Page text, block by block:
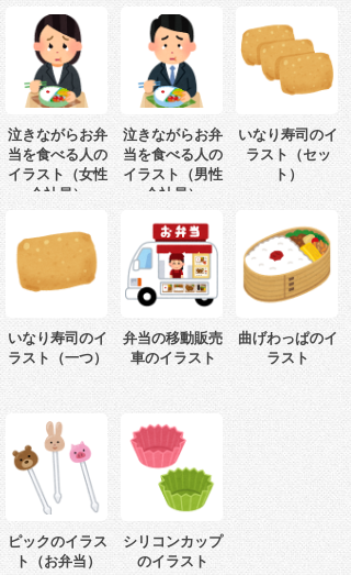
泣きながらお弁
当を食べる人の
イラスト（女性
会社員）
泣きながらお弁
当を食べる人の
イラスト（男性
会社員）
いなり寿司のイ
ラスト（セッ
ト）
いなり寿司のイ
ラスト（一つ）
弁当の移動販売
車のイラスト
曲げわっぱのイ
ラスト
ピックのイラス
ト（お弁当）
シリコンカップ
のイラスト